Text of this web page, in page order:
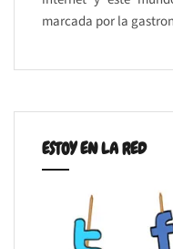
marcada por la
ESTOY EN LA RED